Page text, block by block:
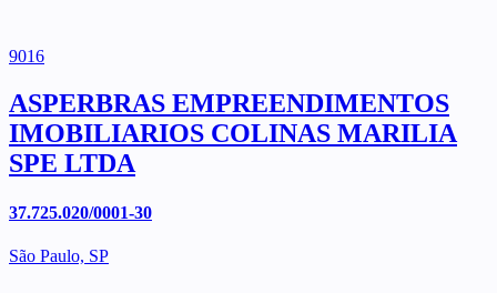
9016
ASPERBRAS EMPREENDIMENTOS
IMOBILIARIOS COLINAS MARILIA
SPE LTDA
37.725.020/0001-30
São Paulo, SP